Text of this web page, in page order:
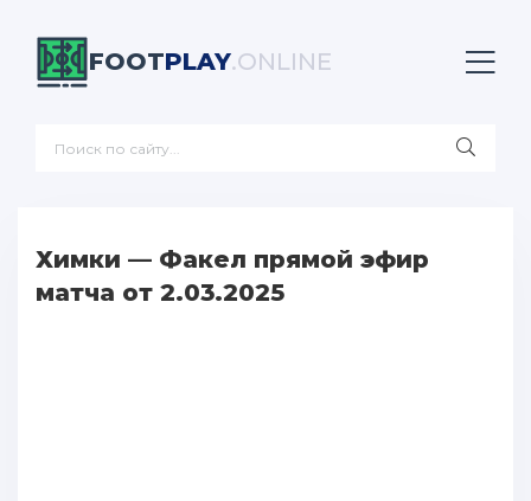
FOOTPLAY.ONLINE
Химки — Факел прямой эфир
матча от 2.03.2025